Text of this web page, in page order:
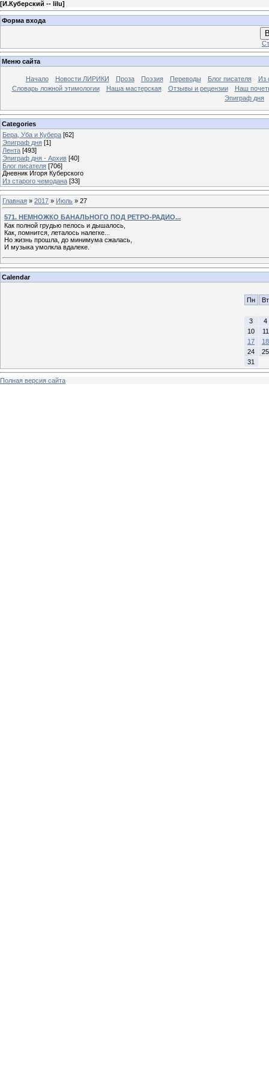
[И.Куберский -- lilu]
Форма входа
Меню сайта
Начало Новости ЛИРИКИ Проза Поэзия Переводы Блог писателя
Из
Словарь ложной этимологии
Наша мастерская Отзывы и рецензии
Наш
Эпиграф дня
Categories
Бера, Уба и Кубера [62]
Эпиграф дня [1]
Лента [493]
Эпиграф дня - Архив [40]
Блог писателя [706]
Дневник Игоря Куберского
Из старого чемодана [33]
Главная » 2017 » Июль » 27
571. НЕМНОЖКО БАНАЛЬНОГО ПОД РЕТРО-РАДИО...
Как полной грудью пелось и дышалось,
Как, помнится, леталось налегке...
Но жизнь прошла, до минимума сжалась,
И музыка умолкла вдалеке.
Calendar
Пн Вт
3
4
10
11
17
18
24
25
31
Полная версия сайта